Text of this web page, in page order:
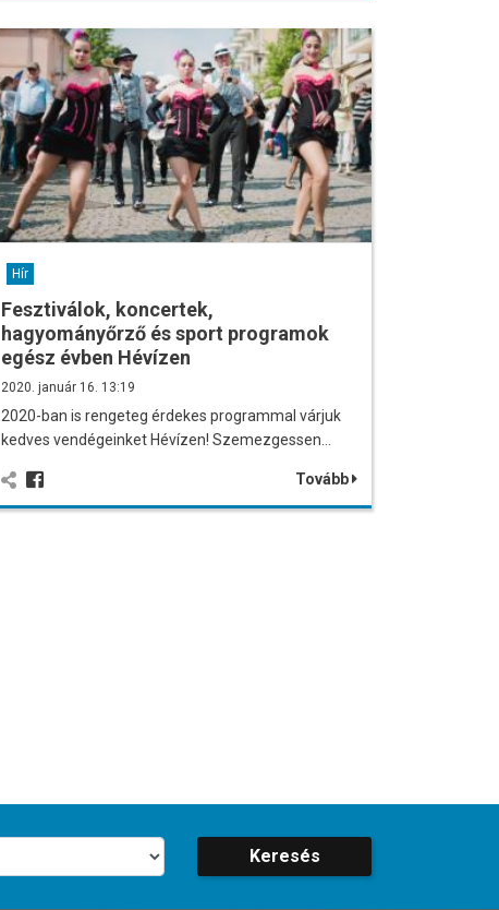
Hír
Fesztiválok, koncertek,
hagyományőrző és sport programok
egész évben Hévízen
2020. január 16. 13:19
2020-ban is rengeteg érdekes programmal várjuk
kedves vendégeinket Hévízen! Szemezgessen…
Tovább
Keresés